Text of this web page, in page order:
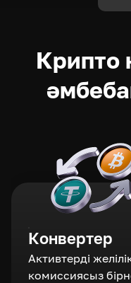
Крипто
Конвертер
Активтерді
комиссиясыз